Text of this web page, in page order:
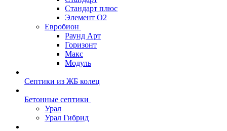
Стандарт плюс
Элемент О2
Евробион
Раунд Арт
Горизонт
Макс
Модуль
Септики из ЖБ колец
Бетонные септики
Урал
Урал Гибрид